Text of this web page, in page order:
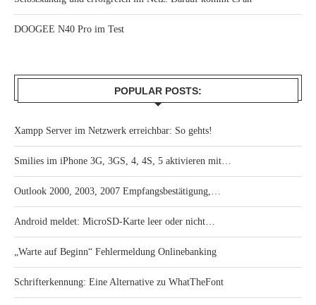
DOOGEE N40 Pro im Test
POPULAR POSTS:
Xampp Server im Netzwerk erreichbar: So gehts!
Smilies im iPhone 3G, 3GS, 4, 4S, 5 aktivieren mit…
Outlook 2000, 2003, 2007 Empfangsbestätigung,…
Android meldet: MicroSD-Karte leer oder nicht…
„Warte auf Beginn“ Fehlermeldung Onlinebanking
Schrifterkennung: Eine Alternative zu WhatTheFont